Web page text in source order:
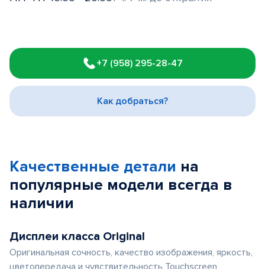
1
of
3
+7 (958) 295-28-47
Как добраться?
Качественные детали на
популярные модели всегда в
наличии
Дисплеи класса Original
Оригинальная сочность, качество изображения, яркость,
цветопередача и чувствительность Touchscreen